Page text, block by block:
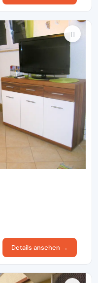
Details ansehen →